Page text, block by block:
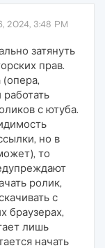
2024, 3:48 PM
затянуть
прав.
(опера,
с ютуба.
но в
то
ролик,
с
браузерах,
лишь
начать